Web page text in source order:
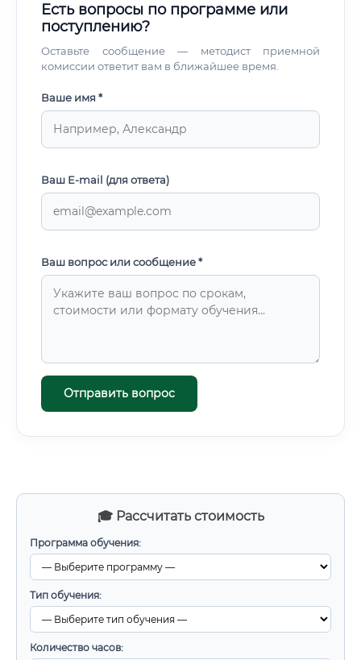
🎓 Рассчитать стоимость
Программа обучения:
Тип обучения:
Количество часов:
Есть вопросы по программе или
поступлению?
Оставьте сообщение — методист приемной
комиссии ответит вам в ближайшее время.
Ваше имя *
Ваш E-mail (для ответа)
Ваш вопрос или сообщение *
Отправить вопрос